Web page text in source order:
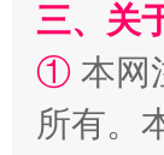
站
三、关
① 本网
所有。